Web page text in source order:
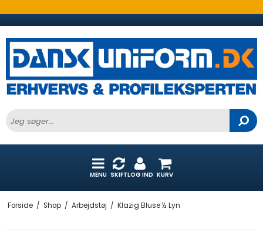
MENU SKIFTLOG IND KURV
Forside / Shop / Arbejdstøj / Klazig Bluse ½ Lyn